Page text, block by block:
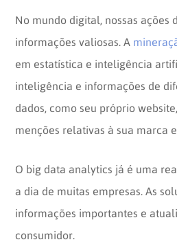
No mundo digital, nossas ações
informações valiosas. A
em estatística e inteligência
inteligência e informações de
dados, como seu próprio
menções relativas à sua marca
O big data analytics já é uma
a dia de muitas empresas. As
informações importantes e
consumidor.